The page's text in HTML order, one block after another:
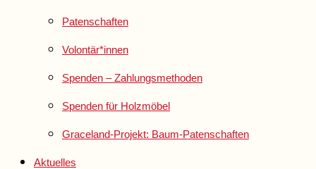
Patenschaften
Volontär*innen
Spenden – Zahlungsmethoden
Spenden für Holzmöbel
Graceland-Projekt: Baum-Patenschaften
Aktuelles